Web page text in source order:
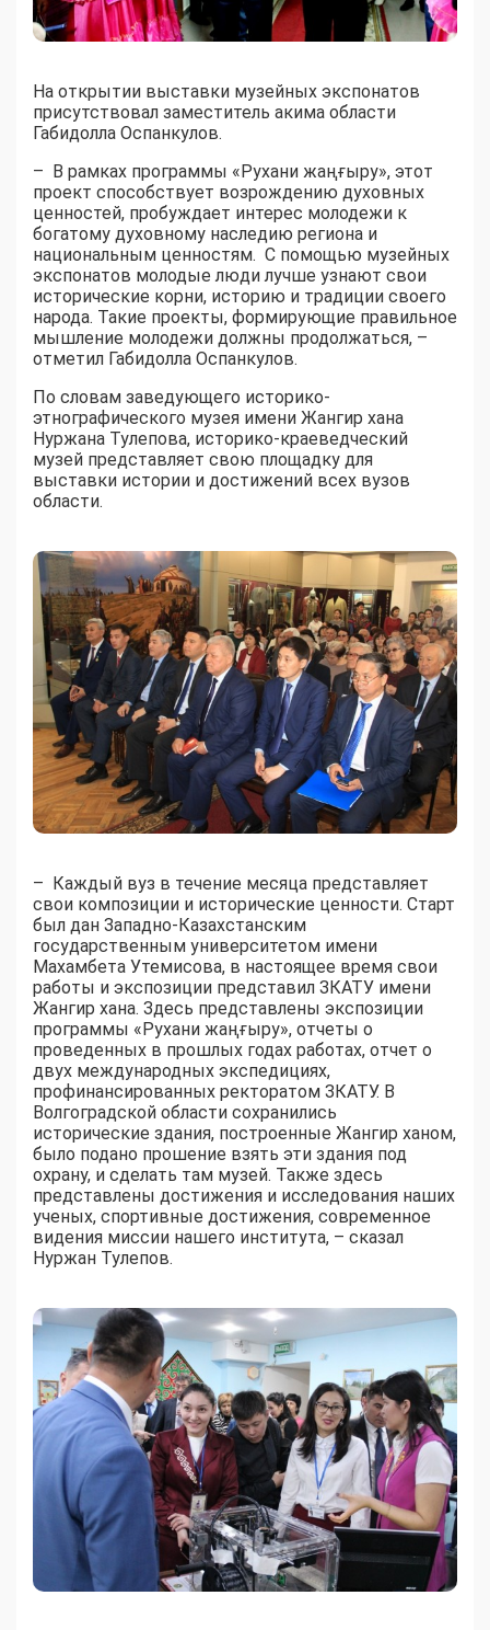
На открытии выставки музейных экспонатов
присутствовал заместитель акима области
Габидолла Оспанкулов.
– В рамках программы «Рухани жаңғыру», этот
проект способствует возрождению духовных
ценностей, пробуждает интерес молодежи к
богатому духовному наследию региона и
национальным ценностям. С помощью музейных
экспонатов молодые люди лучше узнают свои
исторические корни, историю и традиции своего
народа. Такие проекты, формирующие правильное
мышление молодежи должны продолжаться, –
отметил Габидолла Оспанкулов.
По словам заведующего историко-
этнографического музея имени Жангир хана
Нуржана Тулепова, историко-краеведческий
музей представляет свою площадку для
выставки истории и достижений всех вузов
области.
– Каждый вуз в течение месяца представляет
свои композиции и исторические ценности. Старт
был дан Западно-Казахстанским
государственным университетом имени
Махамбета Утемисова, в настоящее время свои
работы и экспозиции представил ЗКАТУ имени
Жангир хана. Здесь представлены экспозиции
программы «Рухани жаңғыру», отчеты о
проведенных в прошлых годах работах, отчет о
двух международных экспедициях,
профинансированных ректоратом ЗКАТУ. В
Волгоградской области сохранились
исторические здания, построенные Жангир ханом,
было подано прошение взять эти здания под
охрану, и сделать там музей. Также здесь
представлены достижения и исследования наших
ученых, спортивные достижения, современное
видения миссии нашего института, – сказал
Нуржан Тулепов.